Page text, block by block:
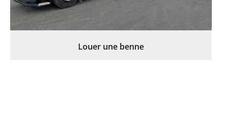
Louer une benne